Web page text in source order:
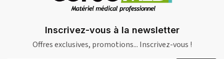
Inscrivez-vous à la newsletter
Offres exclusives, promotions... Inscrivez-vous !